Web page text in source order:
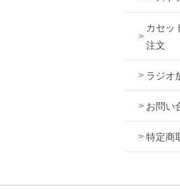
カセッ
注文
ラジオ
お問い
特定商